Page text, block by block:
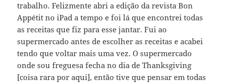
trabalho. Felizmente abri a edição da revista Bon
Appétit no iPad a tempo e foi lá que encontrei todas
as receitas que fiz para esse jantar. Fui ao
supermercado antes de escolher as receitas e acabei
tendo que voltar mais uma vez. O supermercado
onde sou freguesa fecha no dia de Thanksgiving
[coisa rara por aqui], então tive que pensar em todas